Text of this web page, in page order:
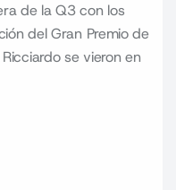
de la Q3 con los
del Gran Premio de
se vieron en